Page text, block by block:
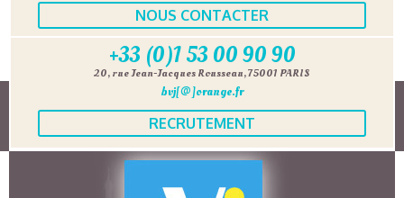
NOUS CONTACTER
+33 (0)1 53 00 90 90
20, rue Jean-Jacques Rousseau, 75001 PARIS
bvj[@]orange.fr
RECRUTEMENT